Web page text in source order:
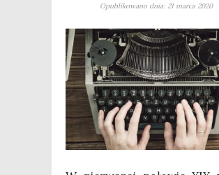
Opublikowano dnia: 21 marca 2020